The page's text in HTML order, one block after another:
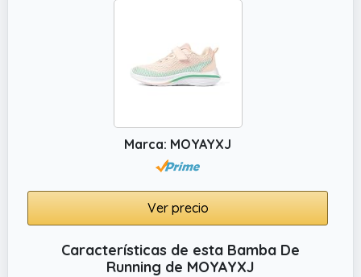
flexibilidad y transpirabilidad, permitiéndote
correr con facilidad.
Marca: MOYAYXJ
Ver precio
Características de esta Bamba De
Running de MOYAYXJ